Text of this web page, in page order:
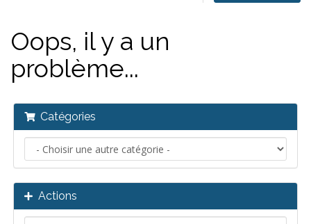
Oops, il y a un
problème...
Catégories
Actions